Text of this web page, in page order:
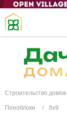
Строительство домов
Пеноблоки 8х9